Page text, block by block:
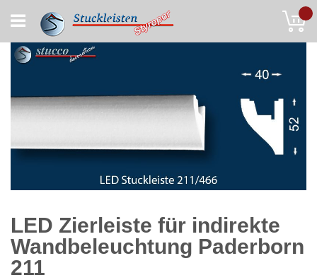
to
Content
LED Zierleiste für indirekte
Wandbeleuchtung Paderborn
211